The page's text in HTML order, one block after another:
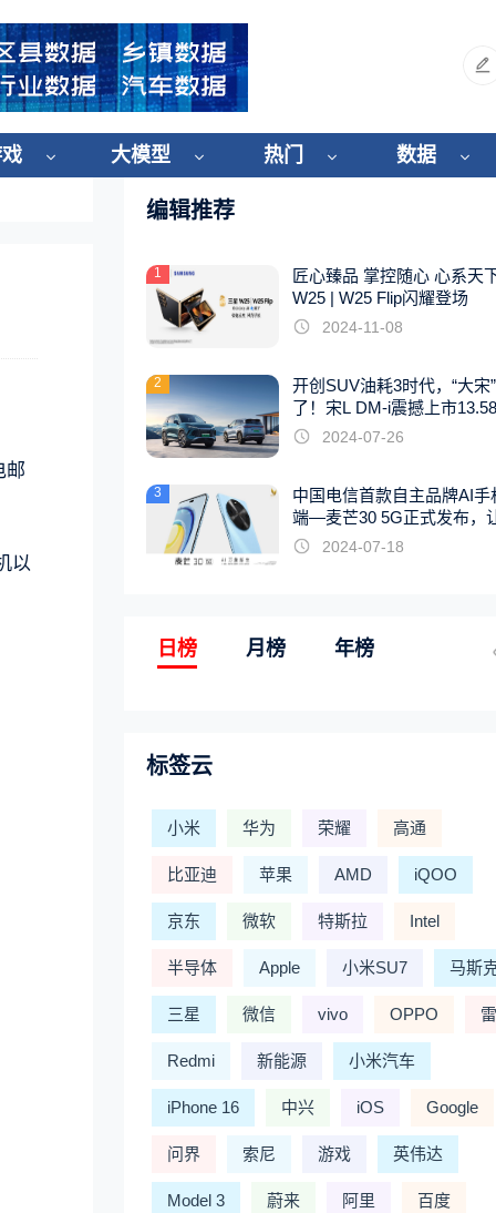
大模型 热门 数据
邮
以
编辑推荐
1
匠心臻品 掌控随心 心系天
W25 | W25 Flip闪耀登场
2024-11-08
2
开创SUV油耗3时代，“大宋
了！宋L DM-i震撼上市
起
2024-07-26
3
中国电信首款自主品牌AI手
端—麦芒30 5G正式发布，
触手可及2024-07-18
日榜 月榜 年榜
标签云
小米 华为 荣耀 高通
比亚迪 苹果 AMD iQOO
京东 微软 特斯拉 Intel
半导体 Apple 小米SU7 马斯
三星 微信 vivo OPPO
Redmi 新能源 小米汽车
iPhone 16 中兴 iOS Google
问界 索尼 游戏 英伟达
Model 3 蔚来 阿里 百度